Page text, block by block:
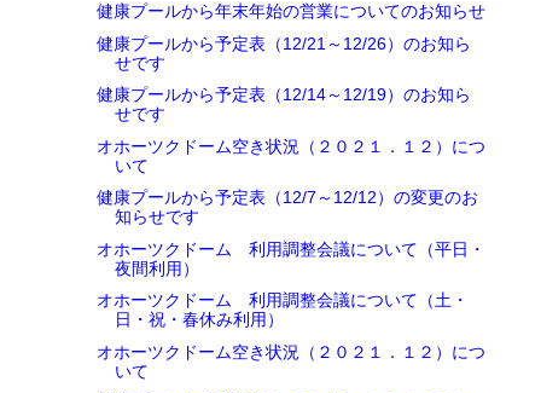
健康プールから年末年始の営業についてのお知らせ
健康プールから予定表（12/21～12/26）のお知ら
せです
健康プールから予定表（12/14～12/19）のお知ら
せです
オホーツクドーム空き状況（２０２１．１２）につ
いて
健康プールから予定表（12/7～12/12）の変更のお
知らせです
オホーツクドーム 利用調整会議について（平日・
夜間利用）
オホーツクドーム 利用調整会議について（土・
日・祝・春休み利用）
オホーツクドーム空き状況（２０２１．１２）につ
いて